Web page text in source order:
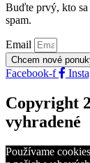
Buďte prvý, kto
spam.
Email
Chcem nové
Facebook-f
Copyright
vyhradené
Používame